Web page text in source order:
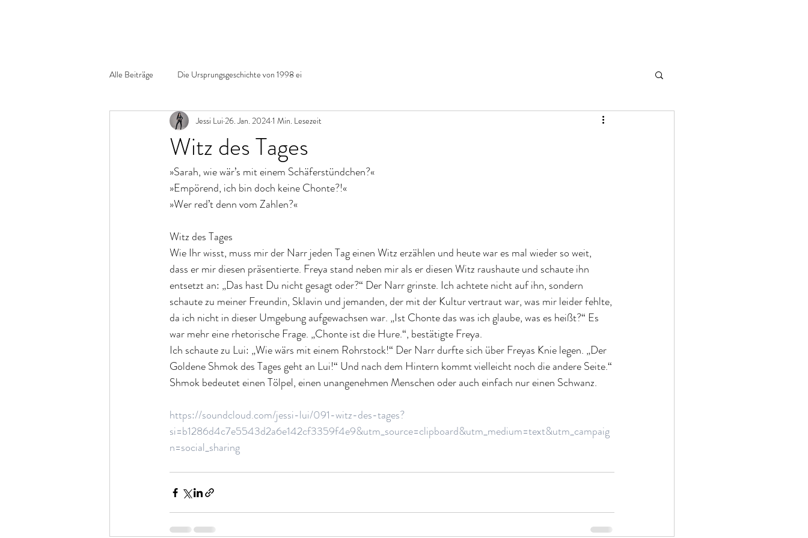
Alle Beiträge Die Ursprungsgeschichte von 1998 ei
Witz des Tages
Jessi Lui 26. Jan. 20241 Min. Lesezeit
»Sarah, wie wär’s mit einem Schäferstündchen?«
»Empörend, ich bin doch keine Chonte?!«
»Wer red’t denn vom Zahlen?«
Witz des Tages
Wie Ihr wisst, muss mir der Narr jeden Tag einen Witz erzählen und heute war es mal wieder so weit,
dass er mir diesen präsentierte. Freya stand neben mir als er diesen Witz raushaute und schaute ihn
entsetzt an: „Das hast Du nicht gesagt oder?“ Der Narr grinste. Ich achtete nicht auf ihn, sondern
schaute zu meiner Freundin, Sklavin und jemanden, der mit der Kultur vertraut war, was mir leider fehlte,
da ich nicht in dieser Umgebung aufgewachsen war. „Ist Chonte das was ich glaube, was es heißt?“ Es
war mehr eine rhetorische Frage. „Chonte ist die Hure.“, bestätigte Freya.
Ich schaute zu Lui: „Wie wärs mit einem Rohrstock!“ Der Narr durfte sich über Freyas Knie legen. „Der
Goldene Shmok des Tages geht an Lui!“ Und nach dem Hintern kommt vielleicht noch die andere Seite.“
Shmok bedeutet einen Tölpel, einen unangenehmen Menschen oder auch einfach nur einen Schwanz.
https://soundcloud.com/jessi-lui/091-witz-des-tages?
si=b1286d4c7e5543d2a6e142cf3359f4e9&utm_source=clipboard&utm_medium=text&utm_campaig
n=social_sharing